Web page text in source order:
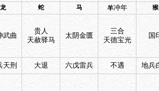
龙 蛇 马 羊冲年 猴
武曲
贵人
天赦驿马
太阴金匮
三合
天德宝光
国
天刑 大退 六戊雷兵 不遇 地兵